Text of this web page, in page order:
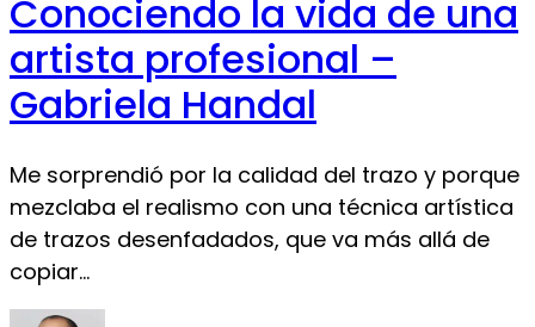
Conociendo la vida de una
artista profesional –
Gabriela Handal
Me sorprendió por la calidad del trazo y porque
mezclaba el realismo con una técnica artística
de trazos desenfadados, que va más allá de
copiar…